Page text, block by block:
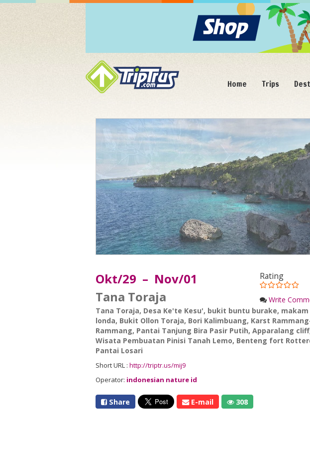
Home Trips
Rating
Write
Okt/29 – Nov/01
Tana Toraja
Tana Toraja, Desa Ke'te Kesu', bukit buntu burake,
londa, Bukit Ollon Toraja, Bori Kalimbuang, Karst
Rammang, Pantai Tanjung Bira Pasir Putih, Apparalang cliff
Wisata Pembuatan Pinisi Tanah Lemo, Benteng fort
Pantai Losari
Short URL : http://triptr.us/mij9
Operator: indonesian nature id
Share E-mail 308